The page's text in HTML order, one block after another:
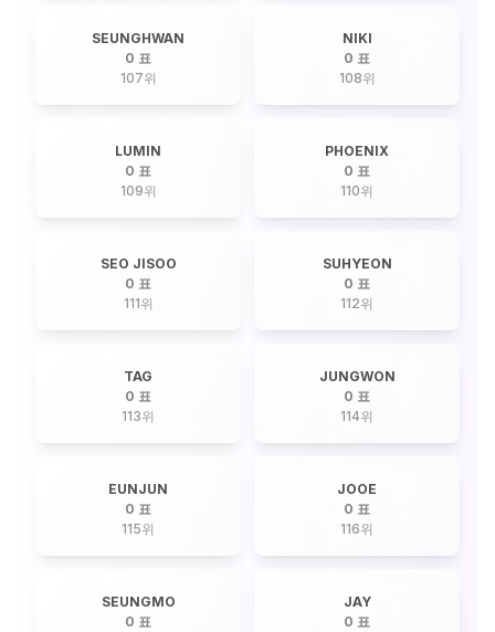
SEUNGHWAN
0 표
107위
NIKI
0 표
108위
LUMIN
0 표
109위
PHOENIX
0 표
110위
SEO JISOO
0 표
111위
SUHYEON
0 표
112위
TAG
0 표
113위
JUNGWON
0 표
114위
EUNJUN
0 표
115위
JOOE
0 표
116위
SEUNGMO
0 표
JAY
0 표